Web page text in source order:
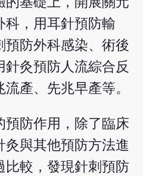
科，用耳針預防輸
預防外科感染、術後
灸預防人流綜合反
產、先兆早產等。
預防作用，除了臨床
灸與其他預防方法進
比較，發現針刺預防